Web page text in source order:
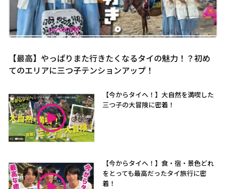
【最高】やっぱりまた行きたくなるタイの魅力！？初め
てのエリアに三つ子テンションアップ！
【今からタイへ！】大自然を満喫した
三つ子の大冒険に密着！
【今からタイへ！】食・宿・景色どれ
をとっても最高だったタイ旅行に密
着！